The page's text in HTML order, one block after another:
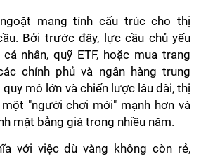
mang tính cấu trúc cho thị
Bởi trước đây, lực cầu chủ yếu
nhân, quỹ ETF, hoặc mua trang
chính phủ và ngân hàng trung
mô lớn và chiến lược lâu dài, thị
"người chơi mới" mạnh hơn và
mặt bằng giá trong nhiều năm.
với việc dù vàng không còn rẻ,